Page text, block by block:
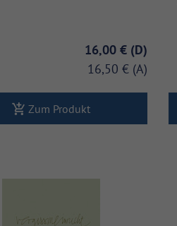
16,00 €
16,50 €
Zum Produkt